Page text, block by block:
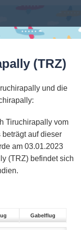
(TRZ)
und die
Tiruchirapally vom
auf dieser
am 03.01.2023
(TRZ) befindet sich
Gabelflug